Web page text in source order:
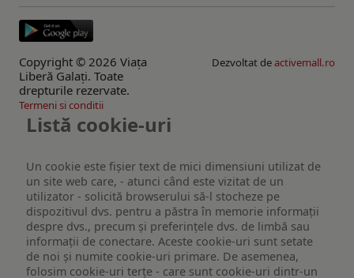
Copyright © 2026 Viaţa
Liberă Galaţi. Toate
drepturile rezervate.
Dezvoltat deactivemall.ro
Termeni si conditii
Listă cookie-uri
Un cookie este fişier text de mici dimensiuni utilizat de
un site web care, - atunci când este vizitat de un
utilizator - solicită browserului să-l stocheze pe
dispozitivul dvs. pentru a păstra în memorie informații
despre dvs., precum și preferințele dvs. de limbă sau
informații de conectare. Aceste cookie-uri sunt setate
de noi și numite cookie-uri primare. De asemenea,
folosim cookie-uri terțe - care sunt cookie-uri dintr-un